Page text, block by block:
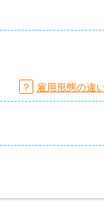
？ 雇用形態の違